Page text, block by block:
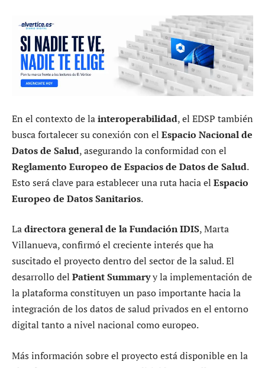
En el contexto de lainteroperabilidad, el EDSP también
busca fortalecer su conexión con el Espacio Nacional de
Datos de Salud, asegurando la conformidad con el
Reglamento Europeo de Espacios de Datos de Salud.
Esto será clave para establecer una ruta hacia el Espacio
Europeo de Datos Sanitarios.
Ladirectora general de la Fundación IDIS, Marta
Villanueva, confirmó el creciente interés que ha
suscitado el proyecto dentro del sector de la salud. El
desarrollo del Patient Summaryy la implementación de
la plataforma constituyen un paso importante hacia la
integración de los datos de salud privados en el entorno
digital tanto a nivel nacional como europeo.
Más información sobre el proyecto está disponible en la